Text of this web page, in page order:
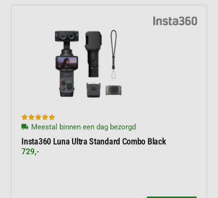

Meestal binnen een dag bezorgd
Insta360 Luna Ultra Standard Combo Black
729,-